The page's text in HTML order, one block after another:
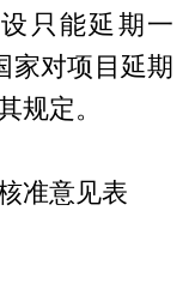
只能延期一
家对项目延期
规定。
准意见表